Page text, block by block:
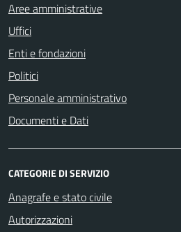
Aree amministrative
Uffici
Enti e fondazioni
Politici
Personale amministrativo
Documenti e Dati
CATEGORIE DI SERVIZIO
Anagrafe e stato civile
Autorizzazioni